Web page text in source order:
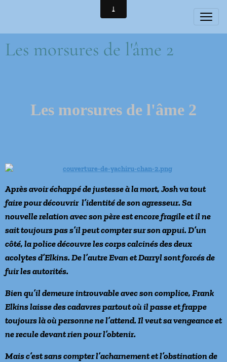
Les morsures de l'âme 2
Les morsures de l'âme 2
Après avoir échappé de justesse à la mort, Josh va tout
faire pour découvrir l’identité de son agresseur. Sa
nouvelle relation avec son père est encore fragile et il ne
sait toujours pas s’il peut compter sur son appui. D’un
côté, la police découvre les corps calcinés des deux
acolytes d’Elkins. De l’autre Evan et Darryl sont forcés de
fuir les autorités.
Bien qu’il demeure introuvable avec son complice, Frank
Elkins laisse des cadavres partout où il passe et frappe
toujours là où personne ne l’attend. Il veut sa vengeance et
ne recule devant rien pour l’obtenir.
Mais c’est sans compter l’acharnement et l’obstination de